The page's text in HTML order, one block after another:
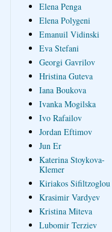
Elena Penga
Elena Polygeni
Emanuil Vidinski
Eva Stefani
Georgi Gavrilov
Hristina Guteva
Iana Boukova
Ivanka Mogilska
Ivo Rafailov
Jordan Eftimov
Jun Er
Katerina Stoykova-
Klemer
Kiriakos Sifiltzoglou
Krasimir Vardyev
Kristina Miteva
Lubomir Terziev